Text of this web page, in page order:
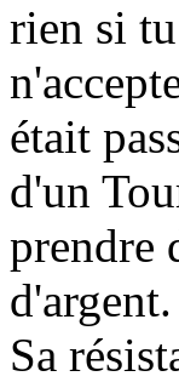
rien si
était
d'un
prendre
Sa